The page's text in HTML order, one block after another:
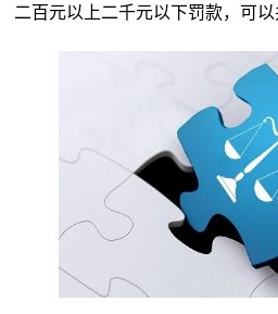
二百元以上二千元以下罚款，可以